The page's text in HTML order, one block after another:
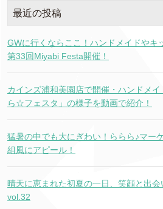
最近の投稿
GWに行くならここ！ハンドメイドやキ
第33回Miyabi Festa開催！
カインズ浦和美園店で開催・ハンドメ
ら☆フェスタ」の様子を動画で紹介！
猛暑の中でも大にぎわい！ららら♪マー
組風にアピール！
晴天に恵まれた初夏の一日、笑顔と出
vol.32